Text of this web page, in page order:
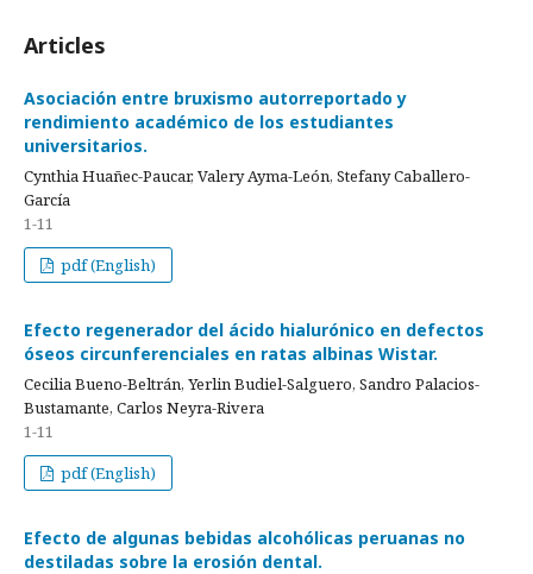
Articles
Asociación entre bruxismo autorreportado y
rendimiento académico de los estudiantes
universitarios.
Cynthia Huañec-Paucar, Valery Ayma-León, Stefany Caballero-
García
1-11
pdf (English)
Efecto regenerador del ácido hialurónico en defectos
óseos circunferenciales en ratas albinas Wistar.
Cecilia Bueno-Beltrán, Yerlin Budiel-Salguero, Sandro Palacios-
Bustamante, Carlos Neyra-Rivera
1-11
pdf (English)
Efecto de algunas bebidas alcohólicas peruanas no
destiladas sobre la erosión dental.